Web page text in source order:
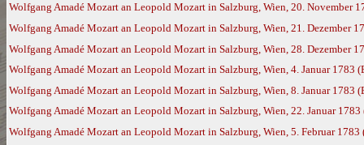
Wolfgang Amadé Mozart an Leopold Mozart in Salzburg, Wien, 20. November
Wolfgang Amadé Mozart an Leopold Mozart in Salzburg, Wien, 21. Dezember
Wolfgang Amadé Mozart an Leopold Mozart in Salzburg, Wien, 28. Dezember
Wolfgang Amadé Mozart an Leopold Mozart in Salzburg, Wien, 4. Januar 1783
Wolfgang Amadé Mozart an Leopold Mozart in Salzburg, Wien, 8. Januar 1783
Wolfgang Amadé Mozart an Leopold Mozart in Salzburg, Wien, 22. Januar 1783
Wolfgang Amadé Mozart an Leopold Mozart in Salzburg, Wien, 5. Februar 1783